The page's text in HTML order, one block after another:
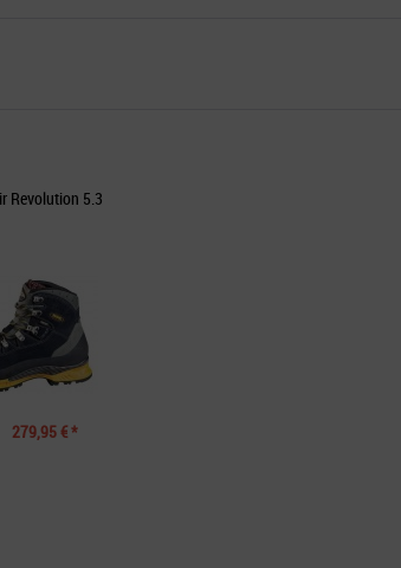
279,95 € *
Revolution 5.3